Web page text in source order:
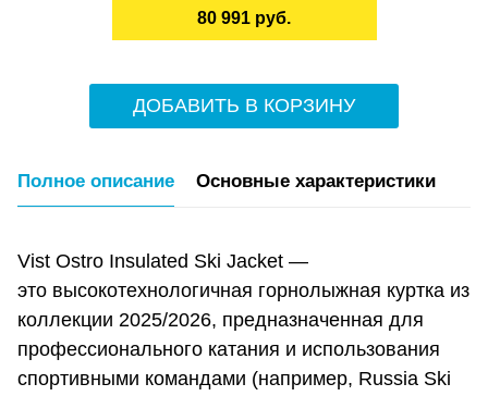
80 991 руб.
ДОБАВИТЬ В КОРЗИНУ
Полное описание Основные характеристики
Vist Ostro Insulated Ski Jacket —
это высокотехнологичная горнолыжная куртка из
коллекции 2025/2026, предназначенная для
профессионального катания и использования
спортивными командами (например, Russia Ski